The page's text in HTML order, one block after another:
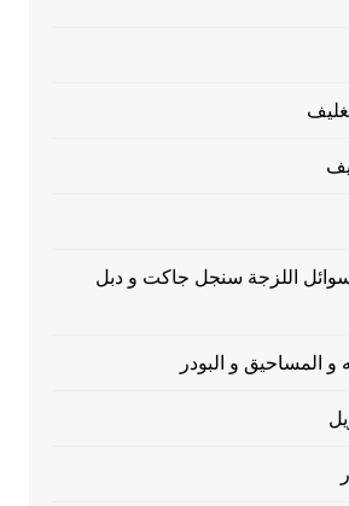
اللزجة سنجل جاكت و دبل
و المساحيق و البودر